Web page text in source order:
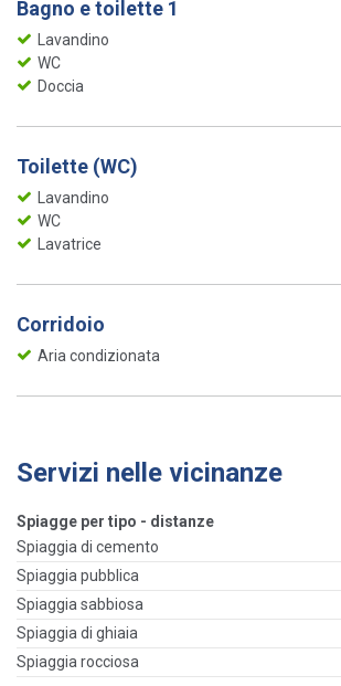
Bagno e toilette 1
Lavandino
WC
Doccia
Toilette (WC)
Lavandino
WC
Lavatrice
Corridoio
Aria condizionata
Servizi nelle vicinanze
Spiagge per tipo - distanze
Spiaggia di cemento
Spiaggia pubblica
Spiaggia sabbiosa
Spiaggia di ghiaia
Spiaggia rocciosa